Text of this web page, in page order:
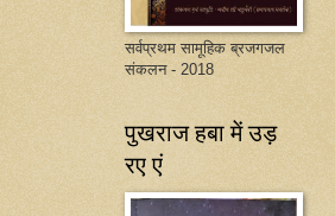
सर्वप्रथम सामूहिक ब्रजगजल
संकलन - 2018
पुखराज हबा में उड़
रए एं